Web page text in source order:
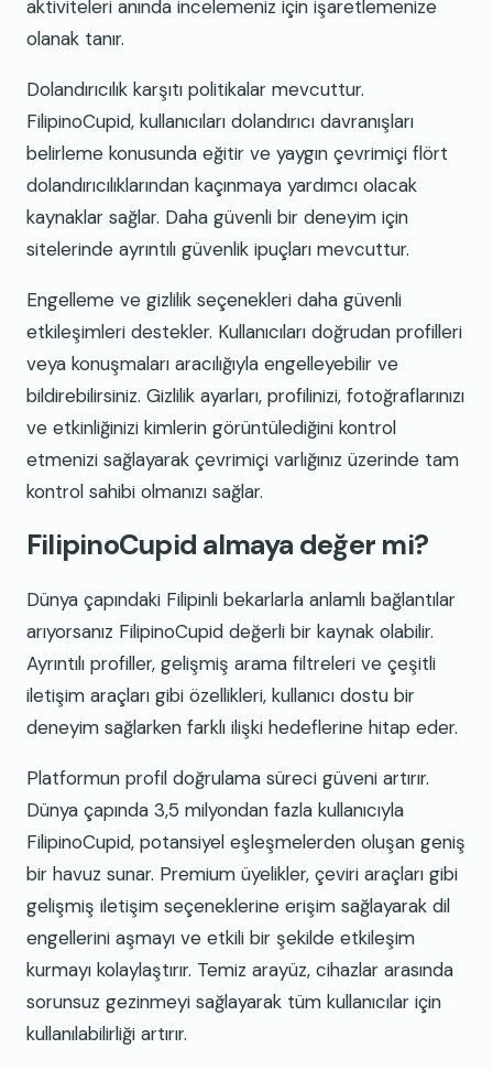
aktiviteleri anında incelemeniz için işaretlemenize
olanak tanır.
Dolandırıcılık karşıtı politikalar mevcuttur.
FilipinoCupid, kullanıcıları dolandırıcı davranışları
belirleme konusunda eğitir ve yaygın çevrimiçi flört
dolandırıcılıklarından kaçınmaya yardımcı olacak
kaynaklar sağlar. Daha güvenli bir deneyim için
sitelerinde ayrıntılı güvenlik ipuçları mevcuttur.
Engelleme ve gizlilik seçenekleri daha güvenli
etkileşimleri destekler. Kullanıcıları doğrudan profilleri
veya konuşmaları aracılığıyla engelleyebilir ve
bildirebilirsiniz. Gizlilik ayarları, profilinizi, fotoğraflarınızı
ve etkinliğinizi kimlerin görüntülediğini kontrol
etmenizi sağlayarak çevrimiçi varlığınız üzerinde tam
kontrol sahibi olmanızı sağlar.
FilipinoCupid almaya değer mi?
Dünya çapındaki Filipinli bekarlarla anlamlı bağlantılar
arıyorsanız FilipinoCupid değerli bir kaynak olabilir.
Ayrıntılı profiller, gelişmiş arama filtreleri ve çeşitli
iletişim araçları gibi özellikleri, kullanıcı dostu bir
deneyim sağlarken farklı ilişki hedeflerine hitap eder.
Platformun profil doğrulama süreci güveni artırır.
Dünya çapında 3,5 milyondan fazla kullanıcıyla
FilipinoCupid, potansiyel eşleşmelerden oluşan geniş
bir havuz sunar. Premium üyelikler, çeviri araçları gibi
gelişmiş iletişim seçeneklerine erişim sağlayarak dil
engellerini aşmayı ve etkili bir şekilde etkileşim
kurmayı kolaylaştırır. Temiz arayüz, cihazlar arasında
sorunsuz gezinmeyi sağlayarak tüm kullanıcılar için
kullanılabilirliği artırır.